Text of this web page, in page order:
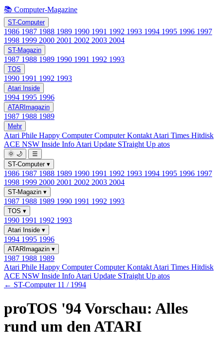
📚 Computer-Magazine
ST-Computer
1986 1987 1988 1989 1990 1991 1992 1993 1994 1995 1996 1997
1998 1999 2000 2001 2002 2003 2004
ST-Magazin
1987 1988 1989 1990 1991 1992 1993
TOS
1990 1991 1992 1993
Atari Inside
1994 1995 1996
ATARImagazin
1987 1988 1989
Mehr
Atari Phile Happy ComputerComputer Kontakt Atari Times Hitdisk
ACE NSW Inside Info Atari Update STraight Up atos
🌞 🌙
☰
ST-Computer ▾
1986 1987 1988 1989 1990 1991 1992 1993 1994 1995 1996 1997
1998 1999 2000 2001 2002 2003 2004
ST-Magazin ▾
1987 1988 1989 1990 1991 1992 1993
TOS ▾
1990 1991 1992 1993
Atari Inside ▾
1994 1995 1996
ATARImagazin ▾
1987 1988 1989
Atari Phile Happy ComputerComputer Kontakt Atari Times Hitdisk
ACE NSW Inside Info Atari Update STraight Up atos
← ST-Computer 11 / 1994
proTOS '94 Vorschau: Alles
rund um den ATARI